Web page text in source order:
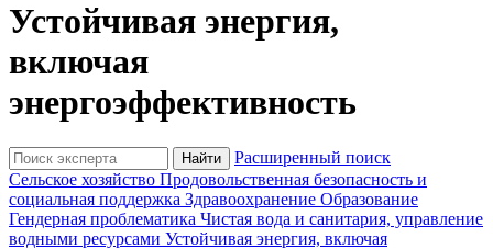
Устойчивая энергия,
включая
энергоэффективность
Расширенный поиск
Cельское хозяйство Продовольственная безопасность и
социальная поддержка Здравоохранение Образование
Гендерная проблематика Чистая вода и санитария, управление
водными ресурсами Устойчивая энергия, включая